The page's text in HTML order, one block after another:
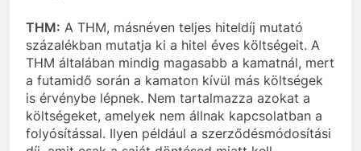
THM: A THM, másnéven teljes hiteldíj mutató
százalékban mutatja ki a hitel éves költségeit. A
THM általában mindig magasabb a kamatnál, mert
a futamidő során a kamaton kívül más költségek
is érvénybe lépnek. Nem tartalmazza azokat a
költségeket, amelyek nem állnak kapcsolatban a
folyósítással. Ilyen például a szerződésmódosítási